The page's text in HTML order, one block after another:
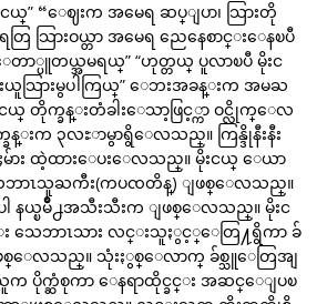
ငယ္” “ေဈးက အမေရ ဆပ္ျပာ၊ သြားတို
ြ သြားဝယ္တာ အမေရ ညေနေစာင္းေနၿပီ
တယ္အမရယ္” “ဟုတ္တယ္ ပူလာၿပီ မိုးင
းယူသြားမွပါကြယ္” ေဘးအခန္းက အမႀ
တိုက္ခန္းတံခါးေသာ့ဖြင့္ကာ ဝင္လိုက္ေလ
န္းက ၃လႊာမွာရွိေလသည္။ ကြန္ဒိုနီးနီး
ႈမ်ား ထဲ့ထားေပးေလသည္။ မိုးငယ္ ေယာ
ာၤသူႀကီး(ကပၸတိန္) ျဖစ္ေလသည္။
နယ္ၿမိဳ႕အသီးသီးက ျဖစ္ေလသည္။ မိုးင
ရင္း သေဘာၤသား လင္းသူႏွင့္ေတြ႔ရွိကာ ခ်
စ္ေလသည္။ သုံးႏွစ္ေလာက္ ခ်စ္သူေတြအျ
က ပိုက္ဆံစုကာ ေနရာထိုင္ခင္း အဆင္ေျပၿ